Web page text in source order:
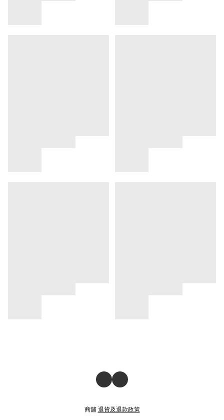
商舖 退貨及退款政策